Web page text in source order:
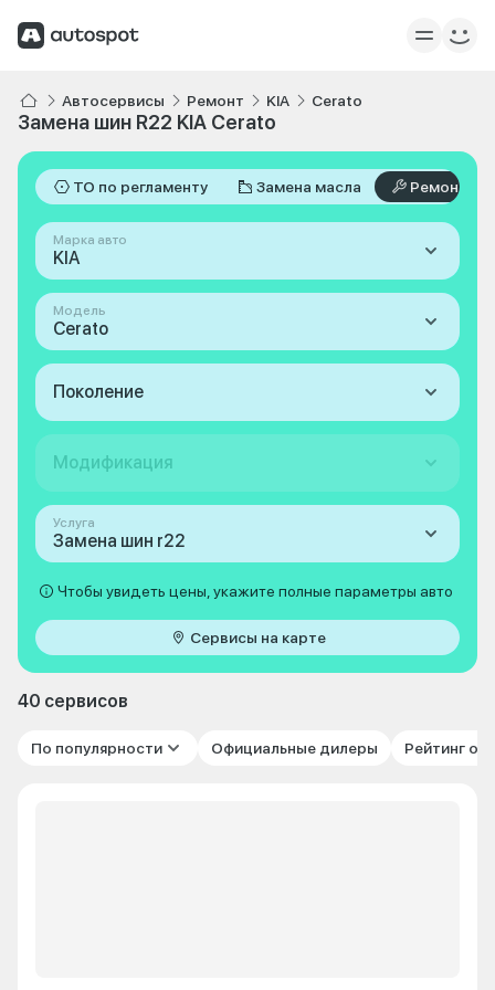
Автосервисы Ремонт KIA Cerato
Замена шин R22 KIA Cerato
ТО по регламенту Замена масла Ремонт
Марка авто
KIA
Модель
Cerato
Поколение
Модификация
Услуга
Замена шин r22
Чтобы увидеть цены, укажите полные параметры авто
Сервисы на карте
40 сервисов
По популярности Официальные дилеры Рейтинг